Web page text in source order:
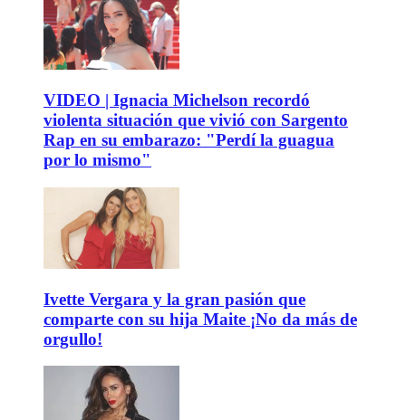
VIDEO | Ignacia Michelson recordó
violenta situación que vivió con Sargento
Rap en su embarazo: "Perdí la guagua
por lo mismo"
Ivette Vergara y la gran pasión que
comparte con su hija Maite ¡No da más de
orgullo!